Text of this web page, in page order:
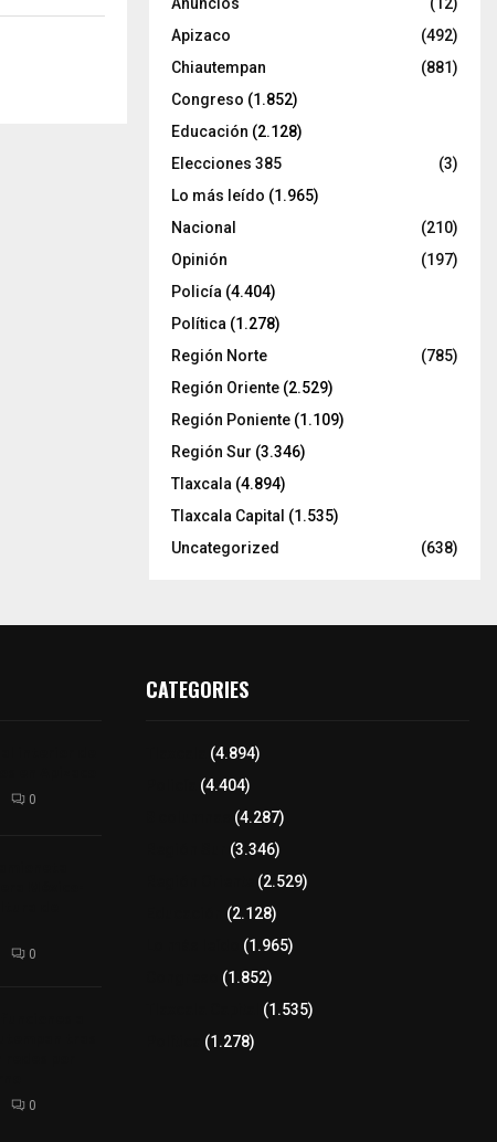
Apizaco
(492)
Chiautempan
(881)
Congreso (1.852)
Educación (2.128)
Elecciones 385
(3)
Lo más leído (1.965)
Nacional
(210)
Opinión
(197)
Policía (4.404)
Política (1.278)
Región Norte
(785)
Región Oriente (2.529)
Región Poniente (1.109)
Región Sur (3.346)
Tlaxcala (4.894)
Tlaxcala Capital (1.535)
Uncategorized
(638)
0
0
0
CATEGORIES
(4.894)
(4.404)
(4.287)
(3.346)
(2.529)
(2.128)
(1.965)
(1.852)
(1.535)
(1.278)